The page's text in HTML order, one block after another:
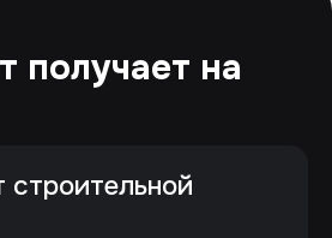
получает на
строительной